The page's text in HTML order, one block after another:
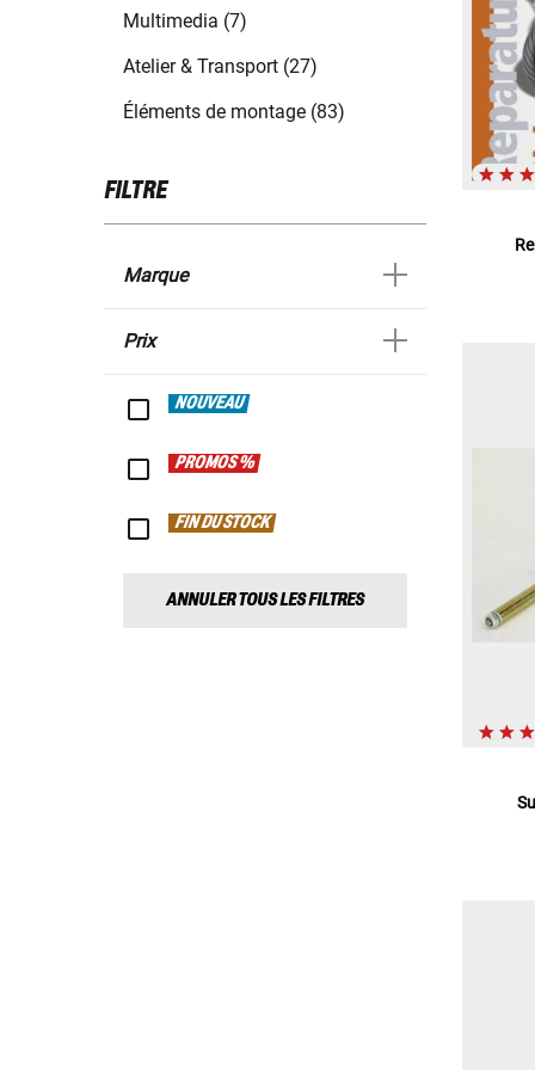
Multimedia (7)
Atelier & Transport (27)
Éléments de montage (83)
FILTRE
Marque
Prix
NOUVEAU
PROMOS %
FIN DU STOCK
ANNULER TOUS LES FILTRES